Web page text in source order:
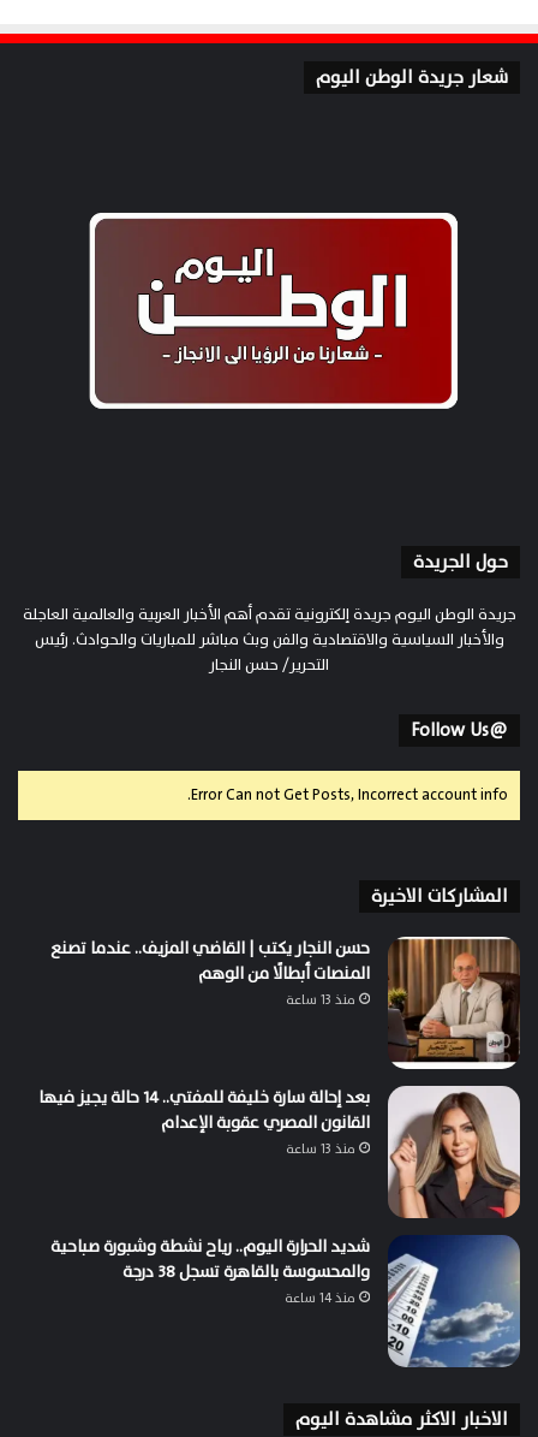
شعار جريدة الوطن اليوم
حول الجريدة
جريدة الوطن اليوم جريدة إلكترونية تقدم أهم الأخبار العربية والعالمية العاجلة
والأخبار السياسية والاقتصادية والفن وبث مباشر للمباريات والحوادث. رئيس
التحرير/ حسن النجار
@Follow Us
Error Can not Get Posts, Incorrect account info.
المشاركات الاخيرة
حسن النجار يكتب | القاضي المزيف.. عندما تصنع
المنصات أبطالًا من الوهم
منذ 13 ساعة
بعد إحالة سارة خليفة للمفتي.. 14 حالة يجيز فيها
القانون المصري عقوبة الإعدام
منذ 13 ساعة
شديد الحرارة اليوم.. رياح نشطة وشبورة صباحية
والمحسوسة بالقاهرة تسجل 38 درجة
منذ 14 ساعة
الاخبار الاكثر مشاهدة اليوم